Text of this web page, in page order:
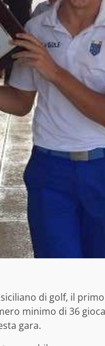
di golf, il
minimo di 36
gara.